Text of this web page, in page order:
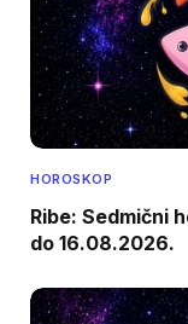
HOROSKOP
Ribe: Sedmični
do 16.08.2026.